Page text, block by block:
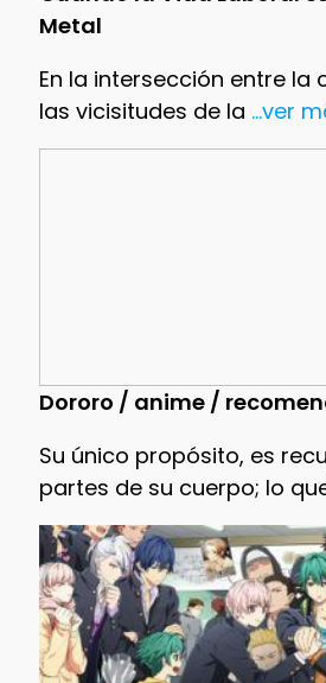
Metal
En la intersección entre la
las vicisitudes de la ...ver
Dororo / anime /
Su único propósito, es
partes de su cuerpo; lo